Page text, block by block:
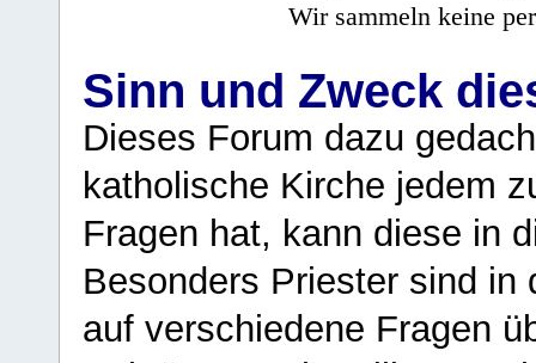
Wir sammeln keine
Sinn und Zweck
Dieses Forum dazu
katholische Kirche jedem
Fragen hat, kann diese in
Besonders Priester sind in
auf verschiedene Fragen